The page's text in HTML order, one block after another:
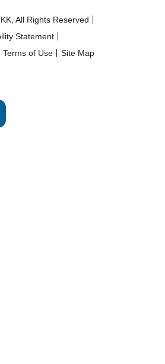
All Rights Reserved
Statement
Terms of Use
Site Map